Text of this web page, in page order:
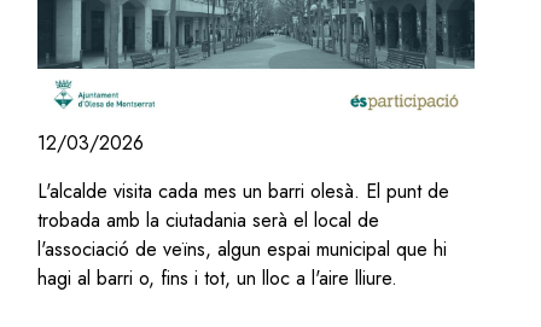
12/03/2026
L'alcalde visita cada mes un barri olesà. El punt de
trobada amb la ciutadania serà el local de
l'associació de veïns, algun espai municipal que hi
hagi al barri o, fins i tot, un lloc a l'aire lliure.